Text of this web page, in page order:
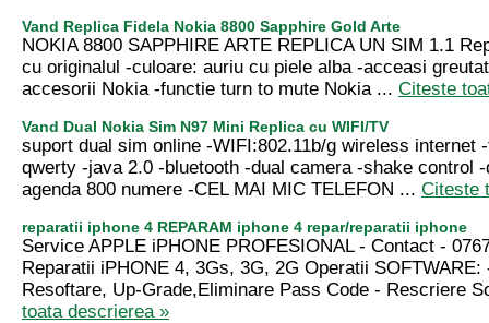
Vand Replica Fidela Nokia 8800 Sapphire Gold Arte
NOKIA 8800 SAPPHIRE ARTE REPLICA UN SIM 1.1
cu originalul -culoare: auriu cu piele alba -acceasi
accesorii Nokia -functie turn to mute Nokia ... Citeste
Vand Dual Nokia Sim N97 Mini Replica cu WIFI/TV
suport dual sim online -WIFI:802.11b/g wireless internet
qwerty -java 2.0 -bluetooth -dual camera -shake control
agenda 800 numere -CEL MAI MIC TELEFON ... Citeste
reparatii iphone 4 REPARAM iphone 4 repar/reparatii iphone
Service APPLE iPHONE PROFESIONAL - Contact -
Reparatii iPHONE 4, 3Gs, 3G, 2G Operatii SOFTWARE:
Resoftare, Up-Grade,Eliminare Pass Code - Rescriere
toata descrierea »